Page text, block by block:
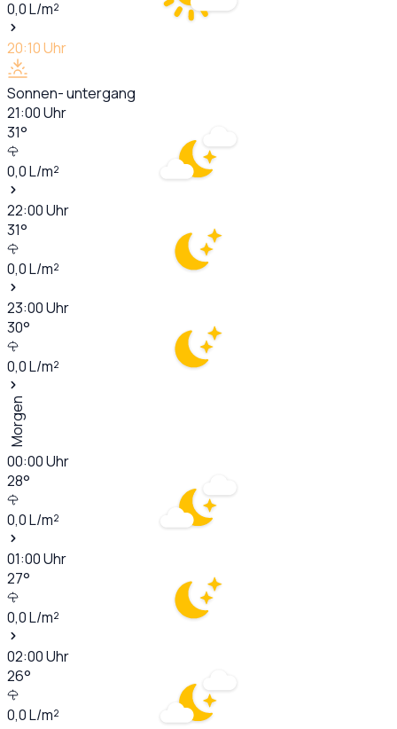
0,0L/m²
20:10Uhr
Sonnen- untergang
21:00Uhr
31°
0,0L/m²
22:00Uhr
31°
0,0L/m²
23:00Uhr
30°
0,0L/m²
Morgen
00:00Uhr
28°
0,0L/m²
01:00Uhr
27°
0,0L/m²
02:00Uhr
26°
0,0L/m²